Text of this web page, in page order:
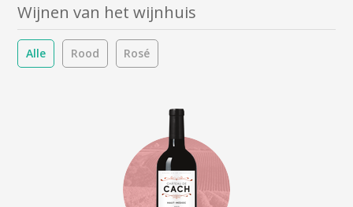
Wijnen van het wijnhuis
Alle Rood Rosé